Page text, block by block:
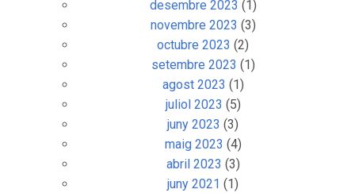
desembre 2023 (1)
novembre 2023 (3)
octubre 2023 (2)
setembre 2023 (1)
agost 2023 (1)
juliol 2023 (5)
juny 2023 (3)
maig 2023 (4)
abril 2023 (3)
juny 2021 (1)